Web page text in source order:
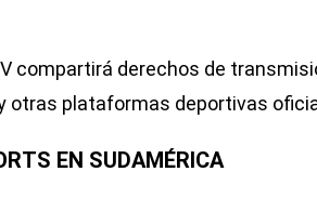
compartirá derechos de
otras plataformas deportivas
EN SUDAMÉRICA